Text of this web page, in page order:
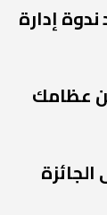
إدارة
عظامك